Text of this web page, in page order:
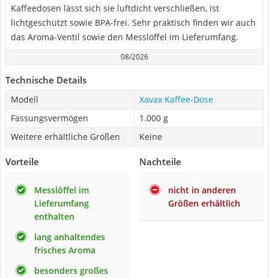
Kaffeedosen lässt sich sie luftdicht verschließen, ist
lichtgeschützt sowie BPA-frei. Sehr praktisch finden wir auch
das Aroma-Ventil sowie den Messlöffel im Lieferumfang.
08/2026
Technische Details
Modell
Xavax Kaffee-Dose
Fassungsvermögen
1.000 g
Weitere erhältliche Größen
Keine
Vorteile
Messlöffel im
Lieferumfang
enthalten
lang anhaltendes
frisches Aroma
besonders großes
Nachteile
nicht in anderen
Größen erhältlich